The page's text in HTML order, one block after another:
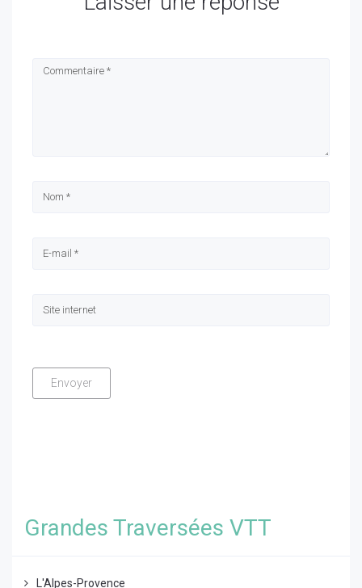
Grandes Traversées VTT
L'Alpes-Provence